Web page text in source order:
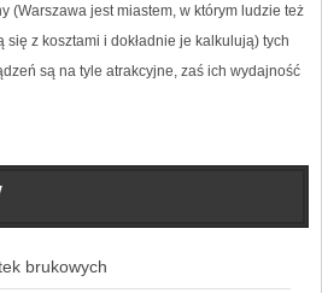
(Warszawa jest miastem, w którym ludzie też
się z kosztami i dokładnie je kalkulują) tych
są na tyle atrakcyjne, zaś ich wydajność
brukowych